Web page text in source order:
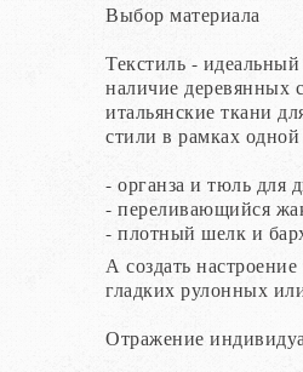
Выбор материала
Текстиль -
наличие деревянных
итальянские ткани
стили в рамках
- органза и тюль для
- переливающийся
- плотный шелк и
А создать
гладких рулонных
Отражение